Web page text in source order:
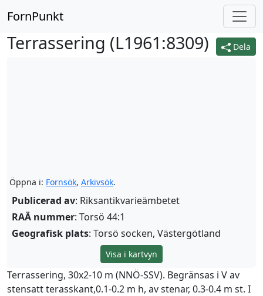
FornPunkt
Dela
Terrassering (L1961:8309)
Öppna i: Fornsök, Arkivsök.
Publicerad av: Riksantikvarieämbetet
RAÄ nummer: Torsö 44:1
Geografisk plats: Torsö socken, Västergötland
Visa i kartvyn
Terrassering, 30x2-10 m (NNÖ-SSV). Begränsas i V av
stensatt terasskant,0.1-0.2 m h, av stenar, 0.3-0.4 m st. I